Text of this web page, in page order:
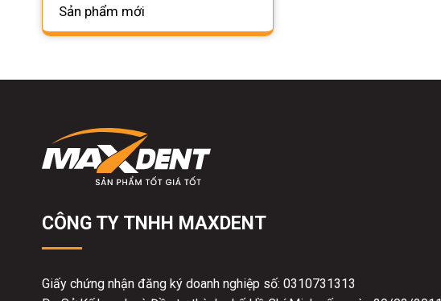
Sản phẩm mới
CÔNG TY TNHH MAXDENT
Giấy chứng nhận đăng ký doanh nghiệp số: 0310731313